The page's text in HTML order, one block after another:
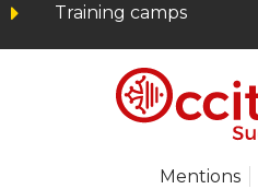
Training camps
Mentions